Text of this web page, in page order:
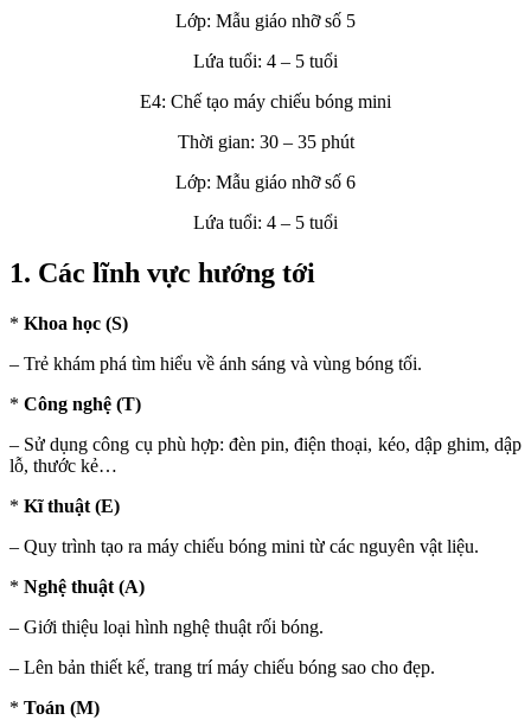
Lớp: Mẫu giáo nhỡ số 5
Lứa tuổi: 4 – 5 tuổi
E4: Chế tạo máy chiếu bóng mini
Thời gian: 30 – 35 phút
Lớp: Mẫu giáo nhỡ số 6
Lứa tuổi: 4 – 5 tuổi
1. Các lĩnh vực hướng tới
* Khoa học (S)
– Trẻ khám phá tìm hiểu về ánh sáng và vùng bóng tối.
* Công nghệ (T)
– Sử dụng công cụ phù hợp: đèn pin, điện thoại, kéo, dập ghim, dập
lỗ, thước kẻ…
* Kĩ thuật (E)
– Quy trình tạo ra máy chiếu bóng mini từ các nguyên vật liệu.
* Nghệ thuật (A)
– Giới thiệu loại hình nghệ thuật rối bóng.
– Lên bản thiết kế, trang trí máy chiếu bóng sao cho đẹp.
* Toán (M)